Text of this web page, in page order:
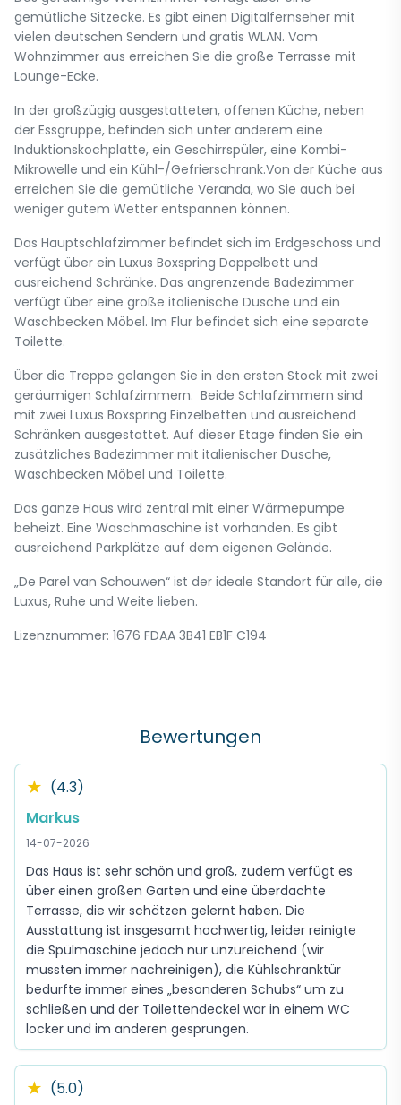
gemütliche Sitzecke. Es gibt einen Digitalfernseher mit
vielen deutschen Sendern und gratis WLAN. Vom
Wohnzimmer aus erreichen Sie die große Terrasse mit
Lounge-Ecke.
In der großzügig ausgestatteten, offenen Küche, neben
der Essgruppe, befinden sich unter anderem eine
Induktionskochplatte, ein Geschirrspüler, eine Kombi-
Mikrowelle und ein Kühl-/Gefrierschrank.Von der Küche aus
erreichen Sie die gemütliche Veranda, wo Sie auch bei
weniger gutem Wetter entspannen können.
Das Hauptschlafzimmer befindet sich im Erdgeschoss und
verfügt über ein Luxus Boxspring Doppelbett und
ausreichend Schränke. Das angrenzende Badezimmer
verfügt über eine große italienische Dusche und ein
Waschbecken Möbel. Im Flur befindet sich eine separate
Toilette.
Über die Treppe gelangen Sie in den ersten Stock mit zwei
geräumigen Schlafzimmern. Beide Schlafzimmern sind
mit zwei Luxus Boxspring Einzelbetten und ausreichend
Schränken ausgestattet. Auf dieser Etage finden Sie ein
zusätzliches Badezimmer mit italienischer Dusche,
Waschbecken Möbel und Toilette.
Das ganze Haus wird zentral mit einer Wärmepumpe
beheizt. Eine Waschmaschine ist vorhanden. Es gibt
ausreichend Parkplätze auf dem eigenen Gelände.
„De Parel van Schouwen“ ist der ideale Standort für alle, die
Luxus, Ruhe und Weite lieben.
Lizenznummer: 1676 FDAA 3B41 EB1F C194
Bewertungen
★ (4.3)
Markus
14-07-2026
Das Haus ist sehr schön und groß, zudem verfügt es
über einen großen Garten und eine überdachte
Terrasse, die wir schätzen gelernt haben. Die
Ausstattung ist insgesamt hochwertig, leider reinigte
die Spülmaschine jedoch nur unzureichend (wir
mussten immer nachreinigen), die Kühlschranktür
bedurfte immer eines „besonderen Schubs“ um zu
schließen und der Toilettendeckel war in einem WC
locker und im anderen gesprungen.
★ (5.0)